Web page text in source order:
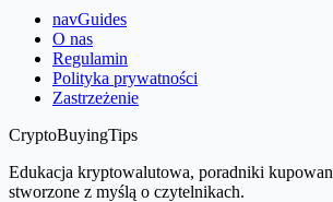
navGuides
O nas
Regulamin
Polityka prywatności
Zastrzeżenie
CryptoBuyingTips
Edukacja kryptowalutowa, poradniki
stworzone z myślą o czytelnikach.